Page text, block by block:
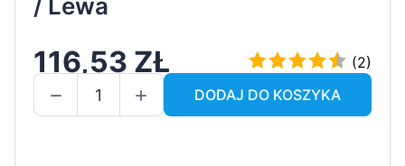
116,53 ZŁ
(2)
DODAJ DO KOSZYKA